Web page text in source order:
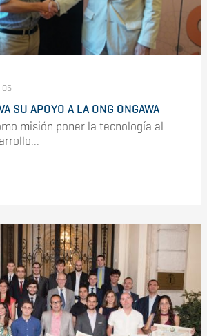
SU APOYO A LA ONG ONGAWA
misión poner la tecnología al